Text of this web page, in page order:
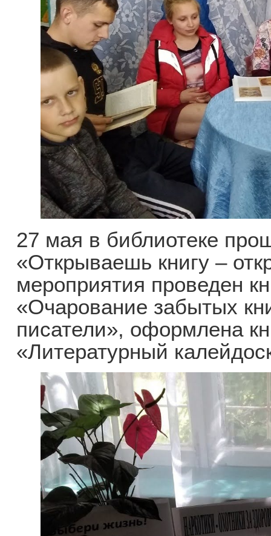
27 мая в библиотеке
«Открываешь книгу –
мероприятия проведен
«Очарование забытых
писатели», оформлена
«Литературный